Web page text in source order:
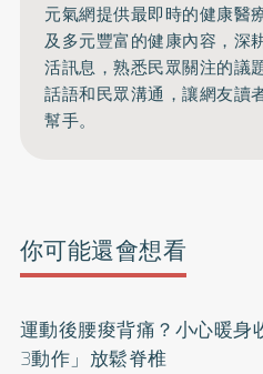
元氣網提供最即時的健康醫
及多元豐富的健康內容，深
活訊息，熟悉民眾關注的議
話語和民眾溝通，讓網友讀
幫手。
你可能還會想看
運動後腰痠背痛？小心暖身
3動作」放鬆脊椎